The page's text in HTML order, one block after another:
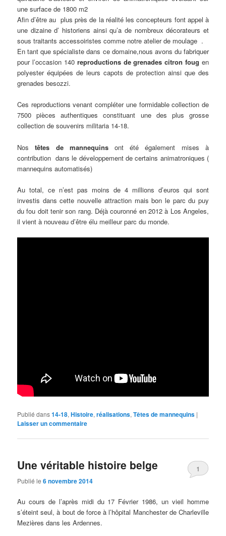
une surface de 1800 m2
Afin d’être au plus près de la réalité les concepteurs font appel à
une dizaine d’ historiens ainsi qu’a de nombreux décorateurs et
sous traitants accessoiristes comme notre atelier de moulage .
En tant que spécialiste dans ce domaine,nous avons du fabriquer
pour l’occasion 140 reproductions de grenades citron foug en
polyester équipées de leurs capots de protection ainsi que des
grenades besozzi.
Ces reproductions venant compléter une formidable collection de
7500 pièces authentiques constituant une des plus grosse
collection de souvenirs militaria 14-18.
Nostêtes de mannequinsont été également mises à
contribution dans le développement de certains animatroniques (
mannequins automatisés)
Au total, ce n’est pas moins de 4 millions d’euros qui sont
investis dans cette nouvelle attraction mais bon le parc du puy
du fou doit tenir son rang. Déjà couronné en 2012 à Los Angeles,
il vient à nouveau d’être élu meilleur parc du monde.
Publié dans14-18,Histoire,réalisations,Têtes de mannequins |
Laisser un commentaire
Une véritable histoire belge
Publié le6 novembre 2014
1
Au cours de l’après midi du 17 Février 1986, un vieil homme
s’éteint seul, à bout de force à l’hôpital Manchester de Charleville
Mezières dans les Ardennes.